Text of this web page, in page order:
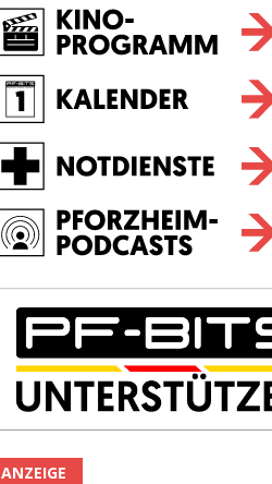
ANZEIGE